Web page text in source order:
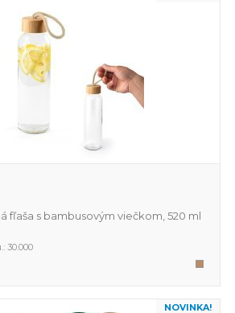
fľaša s bambusovým viečkom, 520 ml
30.000
NOVINKA!